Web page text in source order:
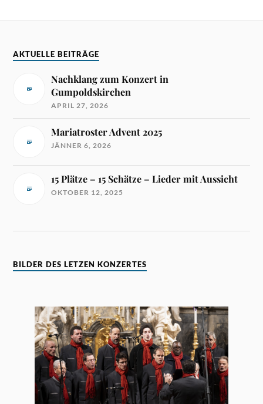
AKTUELLE BEITRÄGE
Nachklang zum Konzert in
Gumpoldskirchen
APRIL 27, 2026
Mariatroster Advent 2025
JÄNNER 6, 2026
15 Plätze – 15 Schätze – Lieder mit Aussicht
OKTOBER 12, 2025
BILDER DES LETZEN KONZERTES